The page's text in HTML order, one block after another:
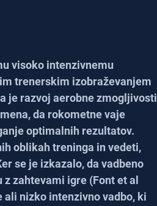
visoko intenzivnemu
trenerskim izobraževanjem
je razvoj aerobne zmogljivosti
da rokometne vaje
optimalnih rezultatov.
oblikah treninga in vedeti,
se je izkazalo, da vadbeno
zahtevami igre (Font et al
ali nizko intenzivno vadbo, ki